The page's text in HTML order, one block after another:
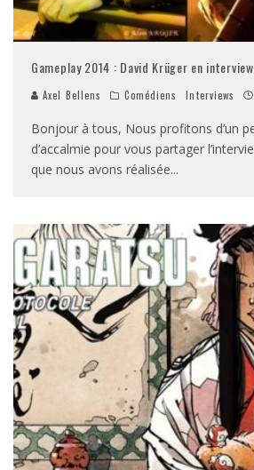
Gameplay 2014 : David Krüger en interview
Axel Bellens Comédiens Interviews
Bonjour à tous, Nous profitons d’un
d’accalmie pour vous partager
que nous avons réalisée...